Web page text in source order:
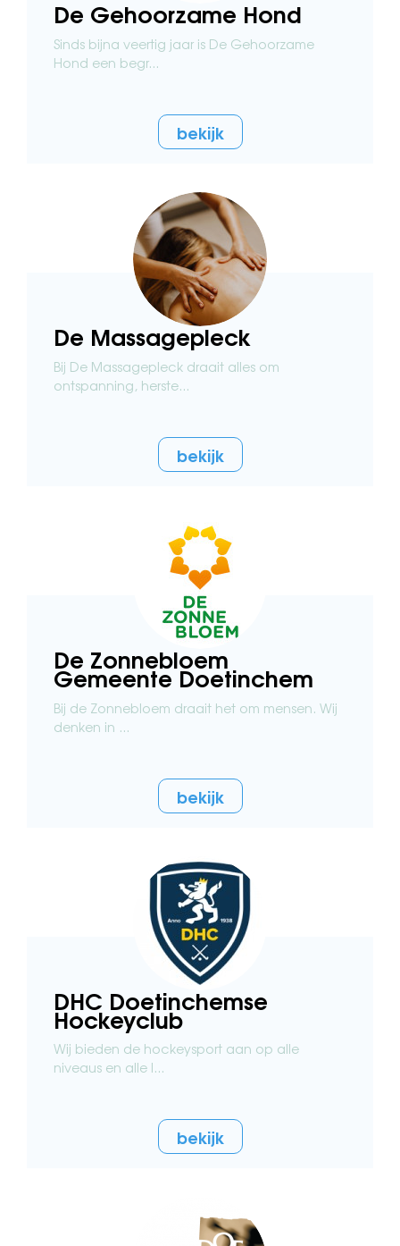
De Gehoorzame Hond
Sinds bijna veertig jaar is De Gehoorzame
Hond een begr...
bekijk
De Massagepleck
Bij De Massagepleck draait alles om
ontspanning, herste...
bekijk
De Zonnebloem
Gemeente Doetinchem
Bij de Zonnebloem draait het om mensen. Wij
denken in ...
bekijk
DHC Doetinchemse
Hockeyclub
Wij bieden de hockeysport aan op alle
niveaus en alle l...
bekijk